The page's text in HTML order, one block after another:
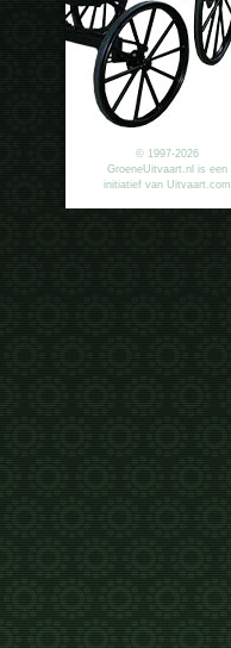
© 1997-2026
GroeneUitvaart.nl is een
initiatief van Uitvaart.com